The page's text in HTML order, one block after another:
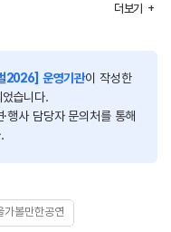
참고
더보기
2026] 운영기관이 작성한
습니다.
행사 담당자 문의처를 통해
가볼만한공연